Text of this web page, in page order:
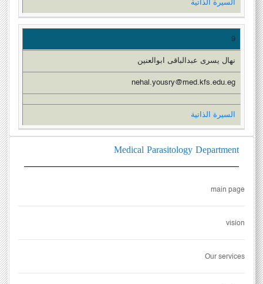
Medical Parasitology Department
main page
vision
Our services
السيرة الذاتية
9
نهال يسرى عبدالباقى ابوالعنين
nehal.yousry@med.kfs.edu.eg
السيرة الذاتية